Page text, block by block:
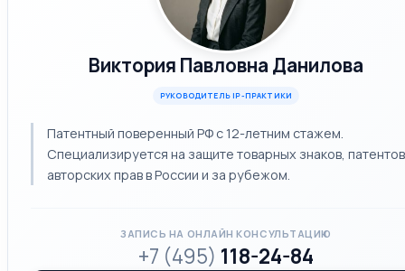
Виктория Павловна Данилова
РУКОВОДИТЕЛЬ IP-ПРАКТИКИ
Патентный поверенный РФ с 12-летним стажем.
Специализируется на защите товарных знаков,
авторских прав в России и за рубежом.
ЗАПИСЬ НА ОНЛАЙН КОНСУЛЬТАЦИЮ
+7 (495) 118-24-84